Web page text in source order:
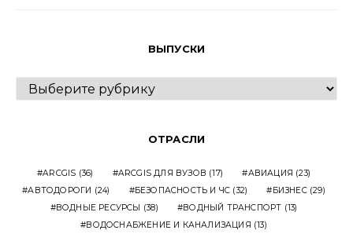
ВЫПУСКИ
ВЫПУСКИ
ОТРАСЛИ
ARCGIS (36) ARCGIS ДЛЯ ВУЗОВ (17) АВИАЦИЯ (23)
АВТОДОРОГИ (24) БЕЗОПАСНОСТЬ И ЧС (32) БИЗНЕС(29)
ВОДНЫЕ РЕСУРСЫ (38) ВОДНЫЙ ТРАНСПОРТ (13)
ВОДОСНАБЖЕНИЕ И КАНАЛИЗАЦИЯ (13)